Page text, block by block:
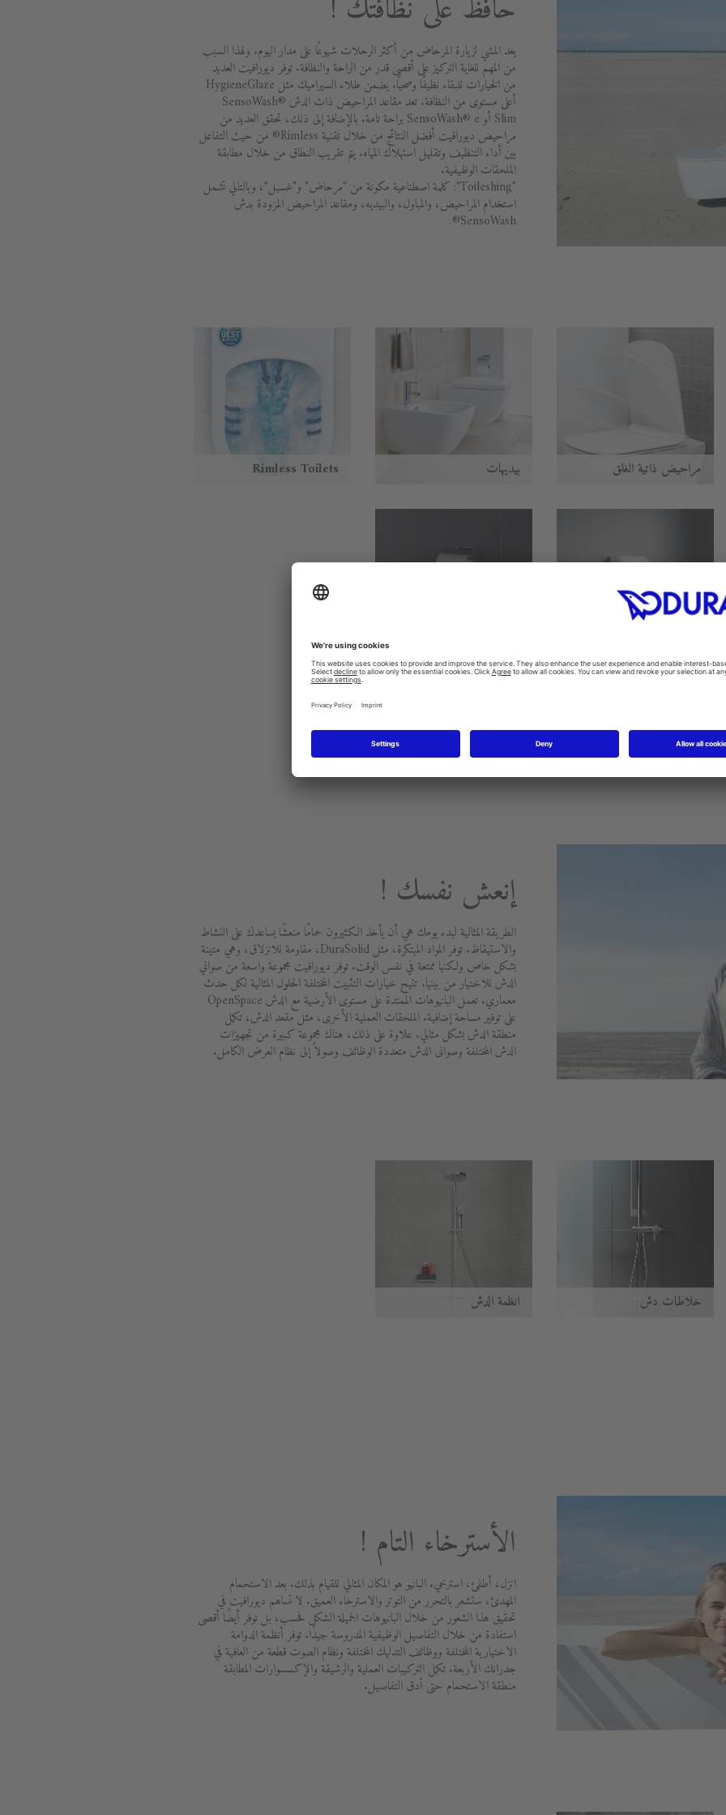
حافظ على نظافتك !
يعد المشي لزيارة المرحاض من أكثر الرحلات شيوعًا على مدار اليوم. ولهذا السبب
من المهم للغاية التركيز على أقصى قدر من الراحة والنظافة. توفر ديورافيت العديد
من الخيارات للبقاء نظيفًا وصحيًا. يضمن طلاء السيراميك مثل HygieneGlaze
أعلى مستوى من النظافة. تعد مقاعد المراحيض ذات الدش SensoWash®
Slim أو SensoWash® e براحة تامة. بالإضافة إلى ذلك، تحقق العديد من
مراحيض ديورافيت أفضل النتائج من خلال تقنية Rimless® من حيث التفاعل
بين أداء التنظيف وتقليل استهلاك المياه. يتم تقريب النطاق من خلال مطابقة
الملحقات الوظيفية.
"Toileshing": كلمة اصطناعية مكونة من "مرحاض" و"غسيل"، وبالتالي تشمل
استخدام المراحيض، والمباول، والبيديه، ومقاعد المراحيض المزودة بدش
SensoWash®.
مراحيض ذاتية الغلق بيديهات Rimless Toilets
إنعش نفسك !
الطريقة المثالية لبدء يومك هي أن يأخذ الكثيرون حمامًا منعشًا يساعدك على النشاط
والاستيقاظ. توفر المواد المبتكرة، مثل DuraSolid، مقاومة للانزلاق، وهي متينة
بشكل خاص ولكنها ممتعة في نفس الوقت. توفر ديورافيت مجموعة واسعة من صواني
الدش للاختيار من بينها. تتيح خيارات التثبيت المختلفة الحلول المثالية لكل حدث
معماري. تعمل البانيوهات الممتدة على مستوى الأرضية مع الدش OpenSpace
على توفير مساحة إضافية. الملحقات العملية الأخرى، مثل مقعد الدش، تكمل
منطقة الدش بشكل مثالي. علاوة على ذلك، هناك مجموعة كبيرة من تجهيزات
الدش المختلفة وصوانى الدش متعددة الوظائف وصولاً إلى نظام العرض الكامل.
خلاطات دش أنظمة الدُش
الأسترخاء التام !
انزل، أطفئ، استرخي. البانيو هو المكان المثالي للقيام بذلك. بعد الاستحمام
المهدئ، ستشعر بالتحرر من التوتر والاسترخاء العميق. لا تساهم ديورافيت في
تحقيق هذا الشعور من خلال البانيوهات الجميلة الشكل فحسب، بل توفر أيضًا أقصى
استفادة من خلال التفاصيل الوظيفية المدروسة جيدًا. توفر أنظمة الدوامة
الاختيارية المختلفة ووظائف التدليك المختلفة ونظام الصوت قطعة من العافية في
جدرانك الأربعة. تكمل التركيبات العملية والرشيقة والإكسسوارات المطابقة
منطقة الاستحمام حتى أدق التفاصيل.